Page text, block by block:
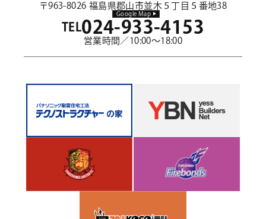
〒963-8026 福島県郡山市並木５丁目５番地38
Google Map
TEL024-933-4153
営業時間／10:00～18:00